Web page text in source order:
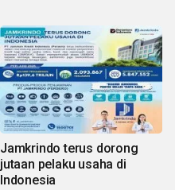
Jamkrindo terus dorong
jutaan pelaku usaha di
Indonesia